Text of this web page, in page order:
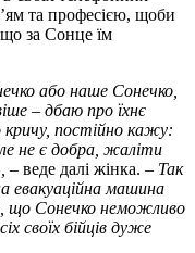
та професією, щоби
за Сонце їм
або наше Сонечко,
– дбаю про їхнє
кричу, постійно кажу:
не є добра, жаліти
– веде далі жінка. – Так
евакуаційна машина
що Сонечко неможливо
своїх бійців дуже